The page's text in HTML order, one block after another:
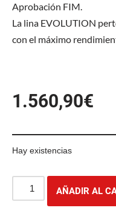
Aprobación FIM.
La lina EVOLUTION
con el máximo
1.560,90€
Hay existencias
AÑADIR AL